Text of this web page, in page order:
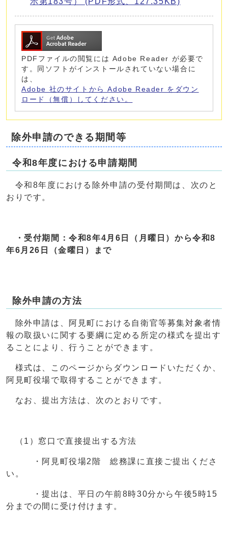
PDFファイルの閲覧には Adobe Reader が必要で
す。同ソフトがインストールされていない場合に
は、
Adobe 社のサイトから Adobe Reader をダウン
ロード（無償）してください。
除外申請のできる期間等
令和8年度における申請期間
令和8年度における除外申請の受付期間は、次のと
おりです。
・受付期間：令和8年4月6日（月曜日）から令和8
年6月26日（金曜日）まで
除外申請の方法
除外申請は、阿見町における自衛官等募集対象者情
報の取扱いに関する要綱に定める所定の様式を提出す
ることにより、行うことができます。
様式は、このページからダウンロードいただくか、
阿見町役場で取得することができます。
なお、提出方法は、次のとおりです。
（1）窓口で直接提出する方法
・阿見町役場2階 総務課に直接ご提出くださ
い。
・提出は、平日の午前8時30分から午後5時15
分までの間に受け付けます。